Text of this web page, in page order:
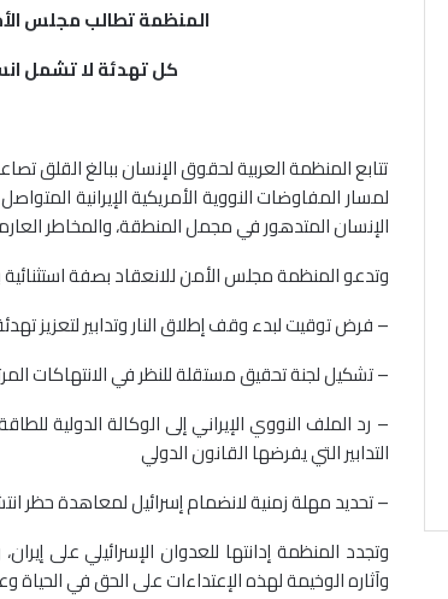
المنظمة تطالب مجلس
كل تهدئة لا تشمل
تتابع المنظمة العربية لحقوق الإنسان ببالغ القلق
لمسار المفاوضات النووية الأمريكية الإيرانية
الإنسان المتدهور في مجمل المنطقة، والمخاطر
وتدعو المنظمة مجلس الأمن للانعقاد بصفة استثنائية
– فرض توقيت لبدء وقف إطلاق النار وتدابير لتعزيز
– تشكيل لجنة تحقيق مستقلة للنظر في الانتهاكات
– رد الملف النووي الإيراني إلى الوكالة الدولية
التدابير التي يفرضها القانون الدولي
– تحديد مهلة زمنية لانضمام إسرائيل لمعاهدة حظر
وتجدد المنظمة إدانتها للعدوان الإسرائيلي على
وآثاره الوخيمة لهذه الإعتداءات على الحق في